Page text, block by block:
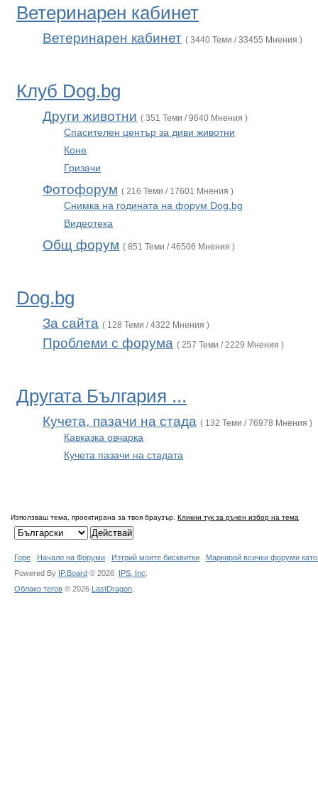
Ветеринарен кабинет
Ветеринарен кабинет ( 3440 Теми / 33455 Мнения )
Клуб Dog.bg
Други животни ( 351 Теми / 9640 Мнения )
Спасителен център за диви животни
Коне
Гризачи
Фотофорум ( 216 Теми / 17601 Мнения )
Снимка на годината на форум Dog.bg
Видеотека
Общ форум ( 851 Теми / 46506 Мнения )
Dog.bg
За сайта ( 128 Теми / 4322 Мнения )
Проблеми с форума ( 257 Теми / 2229 Мнения )
Другата България ...
Кучета, пазачи на стада ( 132 Теми / 76978 Мнения )
Кавказка овчарка
Кучета пазачи на стадата
Използваш тема, проектирана за твоя браузър. Кликни тук за ръчен избор на тема
Горе Начало на Форуми Изтрий моите бисквитки
Маркирай всички форуми
Powered By IP.Board © 2026 IPS, Inc
Облако тегов © 2026 LastDragon